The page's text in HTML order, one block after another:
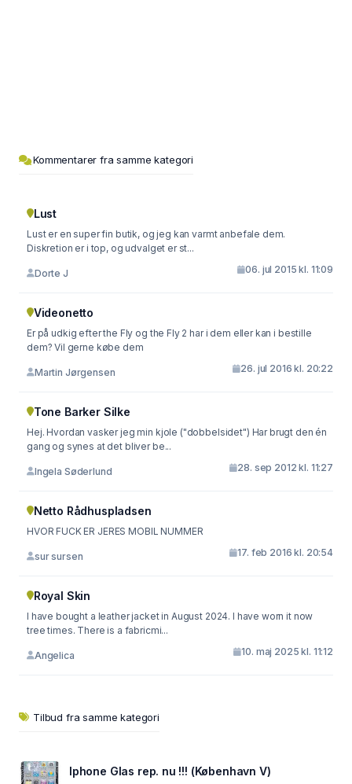
Kommentarer fra samme kategori
Lust
Lust er en super fin butik, og jeg kan varmt anbefale dem.
Diskretion er i top, og udvalget er st...
Dorte J 06. jul 2015 kl. 11:09
Videonetto
Er på udkig efter the Fly og the Fly 2 har i dem eller kan i bestille
dem? Vil gerne købe dem
Martin Jørgensen 26. jul 2016 kl. 20:22
Tone Barker Silke
Hej. Hvordan vasker jeg min kjole ("dobbelsidet") Har brugt den én
gang og synes at det bliver be...
Ingela Søderlund 28. sep 2012 kl. 11:27
Netto Rådhuspladsen
HVOR FUCK ER JERES MOBIL NUMMER
sur sursen 17. feb 2016 kl. 20:54
Royal Skin
I have bought a leather jacket in August 2024. I have worn it now
tree times. There is a fabricmi...
Angelica 10. maj 2025 kl. 11:12
Tilbud fra samme kategori
Iphone Glas rep. nu !!! (København V)